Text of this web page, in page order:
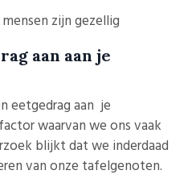
zijn gezellig
aan aan je
eetgedrag aan je
waarvan we ons vaak
blijkt dat we inderdaad
van onze tafelgenoten.